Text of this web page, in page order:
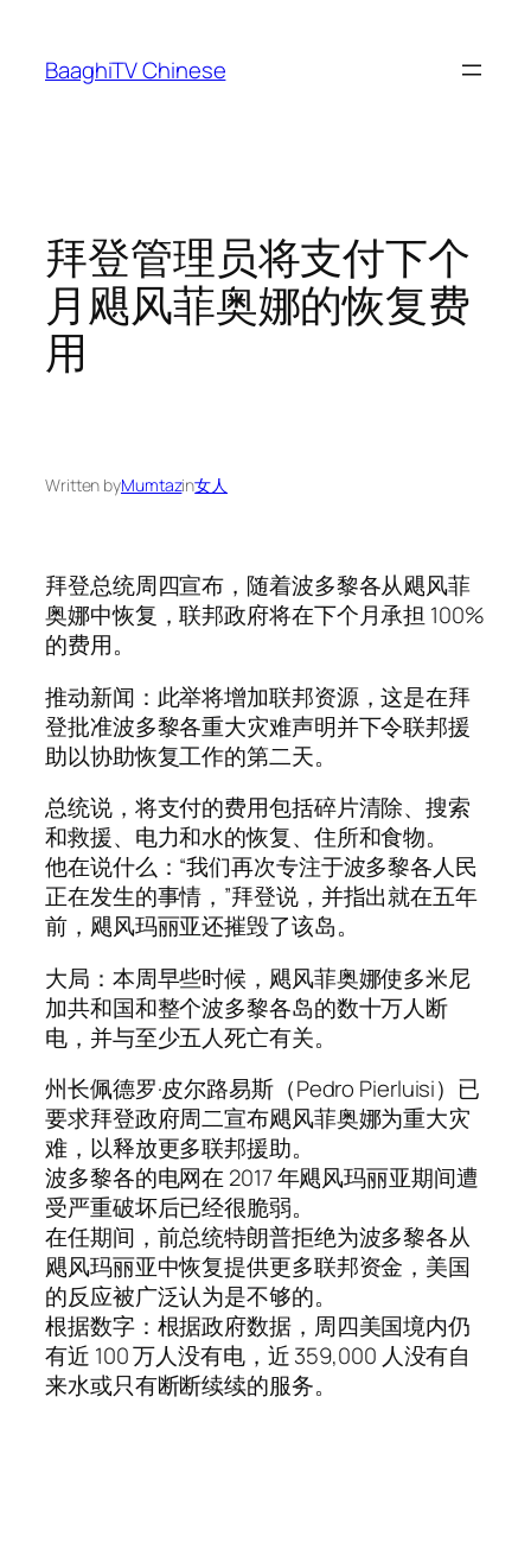
content
BaaghiTV Chinese
拜登管理员将支付下个
月飓风菲奥娜的恢复费
用
Written byMumtazin女人
拜登总统周四宣布，随着波多黎各从飓风菲
奥娜中恢复，联邦政府将在下个月承担 100%
的费用。
推动新闻：此举将增加联邦资源，这是在拜
登批准波多黎各重大灾难声明并下令联邦援
助以协助恢复工作的第二天。
总统说，将支付的费用包括碎片清除、搜索
和救援、电力和水的恢复、住所和食物。
他在说什么：“我们再次专注于波多黎各人民
正在发生的事情，”拜登说，并指出就在五年
前，飓风玛丽亚还摧毁了该岛。
大局：本周早些时候，飓风菲奥娜使多米尼
加共和国和整个波多黎各岛的数十万人断
电，并与至少五人死亡有关。
州长佩德罗·皮尔路易斯（Pedro Pierluisi）已
要求拜登政府周二宣布飓风菲奥娜为重大灾
难，以释放更多联邦援助。
波多黎各的电网在 2017 年飓风玛丽亚期间遭
受严重破坏后已经很脆弱。
在任期间，前总统特朗普拒绝为波多黎各从
飓风玛丽亚中恢复提供更多联邦资金，美国
的反应被广泛认为是不够的。
根据数字：根据政府数据，周四美国境内仍
有近 100 万人没有电，近 359,000 人没有自
来水或只有断断续续的服务。